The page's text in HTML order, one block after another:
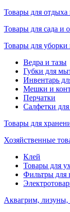
Товары для отдыха
Товары для сада и
Товары для уборки
Ведра и тазы
Губки для
Инвентарь
Мешки и
Перчатки
Салфетки
Товары для
Хозяйственные
Клей
Товары для
Фильтры для
Аквагрим, лизуны,